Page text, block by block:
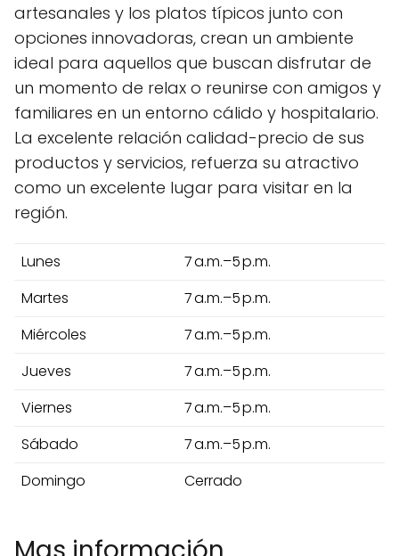
artesanales y los platos típicos junto con
opciones innovadoras, crean un ambiente
ideal para aquellos que buscan disfrutar de
un momento de relax o reunirse con amigos y
familiares en un entorno cálido y hospitalario.
La excelente relación calidad-precio de sus
productos y servicios, refuerza su atractivo
como un excelente lugar para visitar en la
región.
Lunes
7 a.m.–5 p.m.
Martes
7 a.m.–5 p.m.
Miércoles
7 a.m.–5 p.m.
Jueves
7 a.m.–5 p.m.
Viernes
7 a.m.–5 p.m.
Sábado
7 a.m.–5 p.m.
Domingo
Cerrado